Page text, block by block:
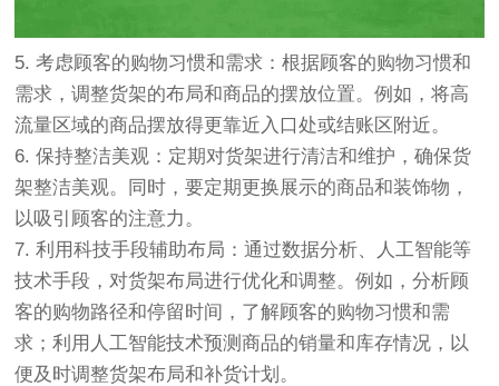
5. 考虑顾客的购物习惯和需求：根据顾客的购物习惯和
需求，调整货架的布局和商品的摆放位置。例如，将高
流量区域的商品摆放得更靠近入口处或结账区附近。
6. 保持整洁美观：定期对货架进行清洁和维护，确保货
架整洁美观。同时，要定期更换展示的商品和装饰物，
以吸引顾客的注意力。
7. 利用科技手段辅助布局：通过数据分析、人工智能等
技术手段，对货架布局进行优化和调整。例如，分析顾
客的购物路径和停留时间，了解顾客的购物习惯和需
求；利用人工智能技术预测商品的销量和库存情况，以
便及时调整货架布局和补货计划。